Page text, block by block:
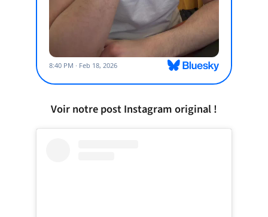
Voir notre post Instagram original !